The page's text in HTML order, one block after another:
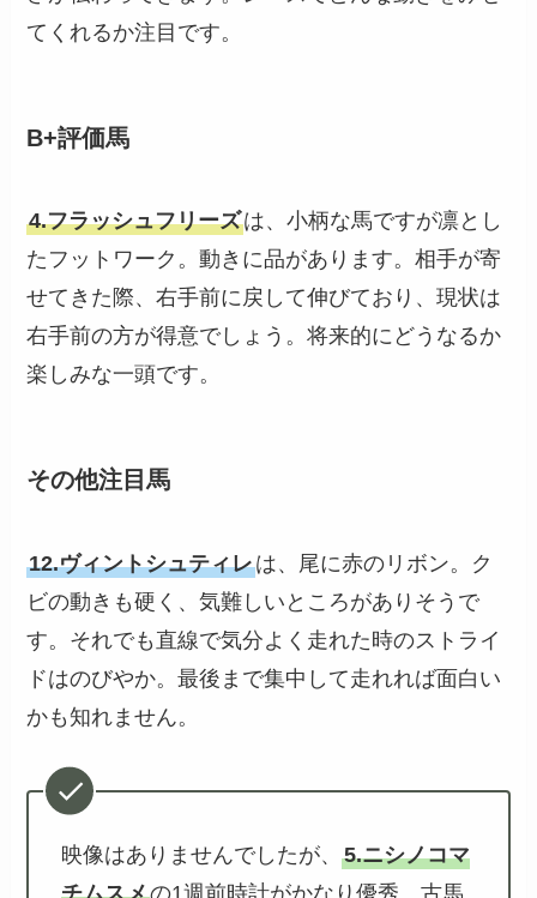
てくれるか注目です。
B+評価馬
4.フラッシュフリーズは、小柄な馬ですが凛とし
たフットワーク。動きに品があります。相手が寄
せてきた際、右手前に戻して伸びており、現状は
右手前の方が得意でしょう。将来的にどうなるか
楽しみな一頭です。
その他注目馬
12.ヴィントシュティレは、尾に赤のリボン。ク
ビの動きも硬く、気難しいところがありそうで
す。それでも直線で気分よく走れた時のストライ
ドはのびやか。最後まで集中して走れれば面白い
かも知れません。
映像はありませんでしたが、5.ニシノコマ
チムスメの1週前時計がかなり優秀。古馬